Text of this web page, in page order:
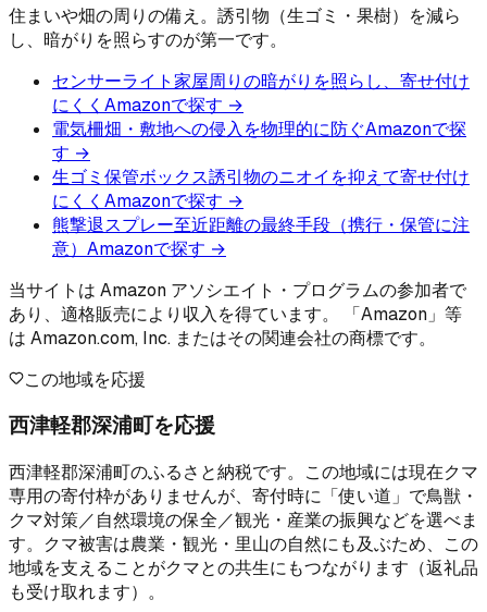
住まいや畑の周りの備え。誘引物（生ゴミ・果樹）を減ら
し、暗がりを照らすのが第一です。
センサーライト家屋周りの暗がりを照らし、寄せ付け
にくく Amazonで探す →
電気柵畑・敷地への侵入を物理的に防ぐAmazonで探
す →
生ゴミ保管ボックス誘引物のニオイを抑えて寄せ付け
にくく Amazonで探す →
熊撃退スプレー至近距離の最終手段（携行・保管に注
意） Amazonで探す →
当サイトは Amazon アソシエイト・プログラムの参加者で
あり、適格販売により収入を得ています。 「Amazon」等
は Amazon.com, Inc. またはその関連会社の商標です。
この地域を応援
西津軽郡深浦町を応援
西津軽郡深浦町のふるさと納税です。この地域には現在クマ
専用の寄付枠がありませんが、寄付時に「使い道」で鳥獣・
クマ対策／自然環境の保全／観光・産業の振興などを選べま
す。クマ被害は農業・観光・里山の自然にも及ぶため、この
地域を支えることがクマとの共生にもつながります（返礼品
も受け取れます）。